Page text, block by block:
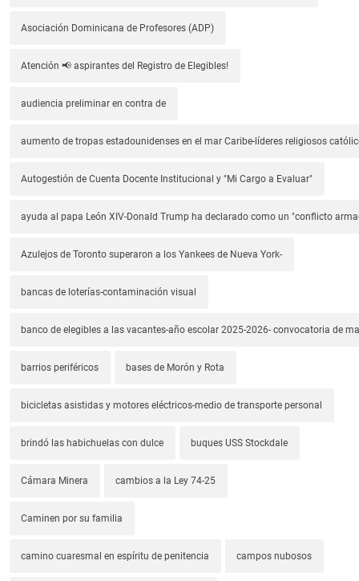
Asociación Dominicana de Profesores (ADP)
Atención 📢 aspirantes del Registro de Elegibles!
audiencia preliminar en contra de
aumento de tropas estadounidenses en el mar Caribe-líderes religiosos
Autogestión de Cuenta Docente Institucional y "Mi Cargo a Evaluar"
ayuda al papa León XIV-Donald Trump ha declarado como un "conflicto
Azulejos de Toronto superaron a los Yankees de Nueva York-
bancas de loterías-contaminación visual
banco de elegibles a las vacantes-año escolar 2025-2026- convocatoria de
barrios periféricos bases de Morón y Rota
bicicletas asistidas y motores eléctricos-medio de transporte personal
brindó las habichuelas con dulce buques USS Stockdale
Cámara Minera cambios a la Ley 74-25
Caminen por su familia
camino cuaresmal en espíritu de penitencia campos nubosos